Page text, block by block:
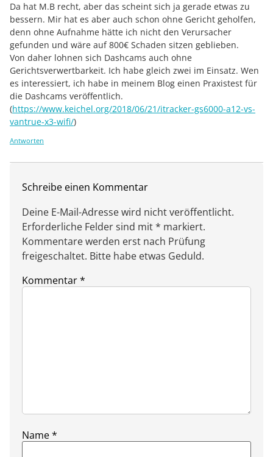
Da hat M.B recht, aber das scheint sich ja gerade etwas zu
bessern. Mir hat es aber auch schon ohne Gericht geholfen,
denn ohne Aufnahme hätte ich nicht den Verursacher
gefunden und wäre auf 800€ Schaden sitzen geblieben.
Von daher lohnen sich Dashcams auch ohne
Gerichtsverwertbarkeit. Ich habe gleich zwei im Einsatz. Wen
es interessiert, ich habe in meinem Blog einen Praxistest für
die Dashcams veröffentlich.
(https://www.keichel.org/2018/06/21/itracker-gs6000-a12-vs-
vantrue-x3-wifi/)
Antworten
Schreibe einen Kommentar
Deine E-Mail-Adresse wird nicht veröffentlicht.
Erforderliche Felder sind mit * markiert.
Kommentare werden erst nach Prüfung
freigeschaltet. Bitte habe etwas Geduld.
Kommentar*
Name*